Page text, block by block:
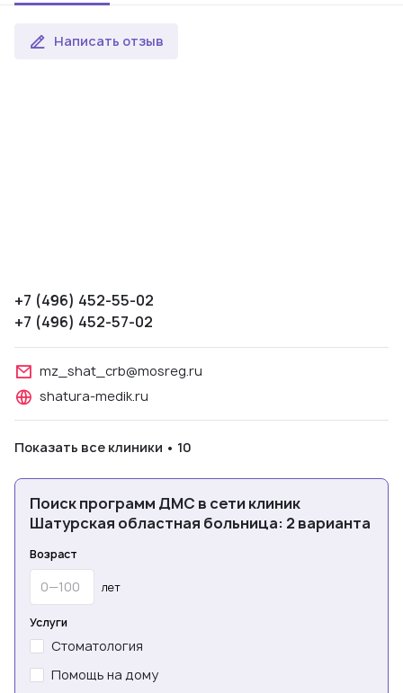
Написать отзыв
+7 (496) 452-55-02
+7 (496) 452-57-02
mz_shat_crb@mosreg.ru
shatura-medik.ru
Показать все клиники • 10
Поиск программ ДМС в сети клиник
Шатурская областная больница: 2 варианта
Возраст
лет
Услуги
Стоматология
Помощь на дому